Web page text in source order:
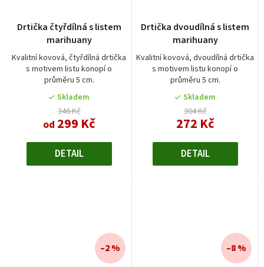
Drtička čtyřdílná s listem
marihuany
Kvalitní kovová, čtyřdílná drtička
s motivem listu konopí o
průměru 5 cm.
hodnocení
produktu
je
5,0
z
5
hvězdiček.
Skladem
346 Kč
od 299 Kč
DETAIL
Drtička dvoudílná s listem
marihuany
Kvalitní kovová, dvoudílná drtička
s motivem listu konopí o
průměru 5 cm.
hodnocení
produktu
je
5,0
z
5
hvězdiček.
Skladem
304 Kč
272 Kč
DETAIL
–2 % –8 %